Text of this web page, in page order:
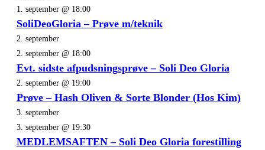
1. september @ 18:00
SoliDeoGloria – Prøve m/teknik
2. september
2. september @ 18:00
Evt. sidste afpudsningsprøve – Soli Deo Gloria
2. september @ 19:00
Prøve – Hash Oliven & Sorte Blonder (Hos Kim)
3. september
3. september @ 19:30
MEDLEMSAFTEN – Soli Deo Gloria forestilling